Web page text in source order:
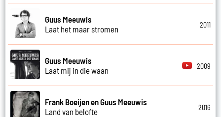
Guus Meeuwis
Laat het maar stromen
2011
Guus Meeuwis
Laat mij in die waan
2009
Frank Boeijen en Guus Meeuwis
Land van belofte
2016